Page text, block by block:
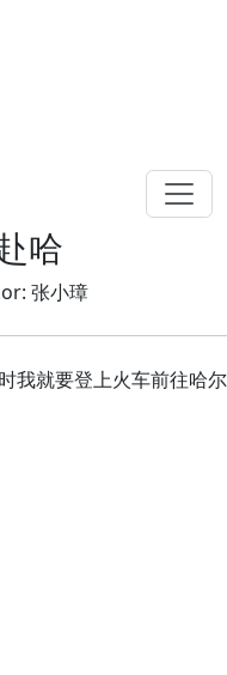
哈
张小璋
我就要登上火车前往哈尔